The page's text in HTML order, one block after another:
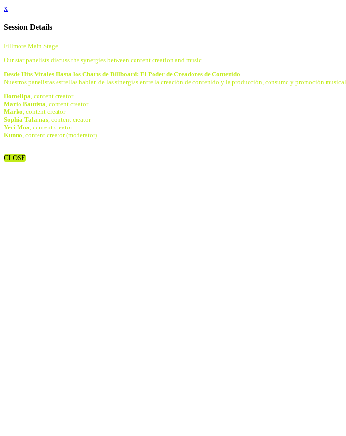
x
Session Details
Fillmore Main Stage
Our star panelists discuss the synergies between content creation and music.
Desde Hits Virales Hasta los Charts de Billboard: El Poder de Creadores de Contenido
Nuestros panelistas estrellas hablan de las sinergías entre la creación de contenido y la producción, consumo y promoción musical.
Domelipa , content creator
Mario Bautista , content creator
Marko , content creator
Sophia Talamas , content creator
Yeri Mua , content creator
Kunno , content creator (moderator)
CLOSE